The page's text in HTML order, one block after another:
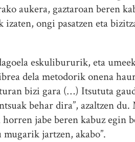
aukera, gaztaroan beren
ongi pasatzen eta
eskulibururik, eta
dela metodorik onena
bizi gara (…) Itsututa
behar dira”, azaltzen du.
jabe beren kabuz egin
jartzen, akabo”.